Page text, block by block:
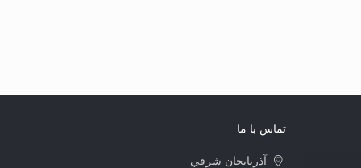
تماس با ما
آذربايجان شرقي